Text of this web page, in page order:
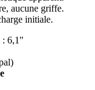
aucune griffe.
initiale.
: 6,1"